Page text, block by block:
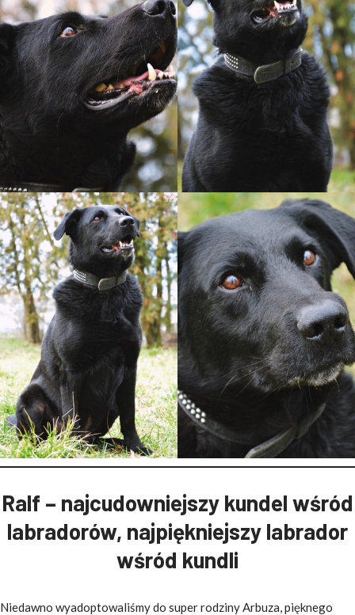
Ralf – najcudowniejszy kundel wśród
labradorów, najpiękniejszy labrador
wśród kundli
Niedawno wyadoptowaliśmy do super rodziny Arbuza, pięknego